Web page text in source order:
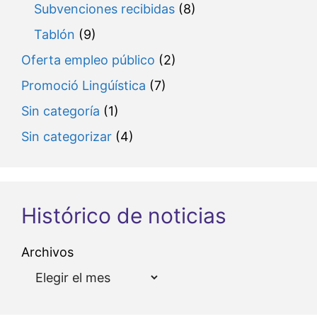
Subvenciones recibidas (8)
Tablón (9)
Oferta empleo público (2)
Promoció Lingúística (7)
Sin categoría (1)
Sin categorizar (4)
Histórico de noticias
Archivos